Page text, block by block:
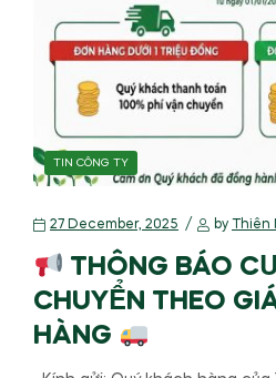
TIN CÔNG TY
27 December, 2025 by Thiên
THÔNG BÁO
CHUYỂN THEO
HÀNG